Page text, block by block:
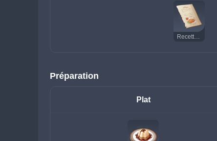
Recette : Bavarois au café
Préparation
Plat